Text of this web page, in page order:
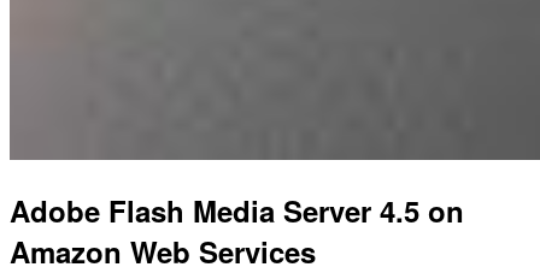
Adobe Flash Media Server 4.5 on
Amazon Web Services